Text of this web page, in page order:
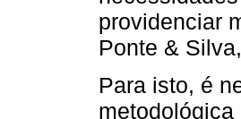
providenciar
Ponte &
Para isto, é